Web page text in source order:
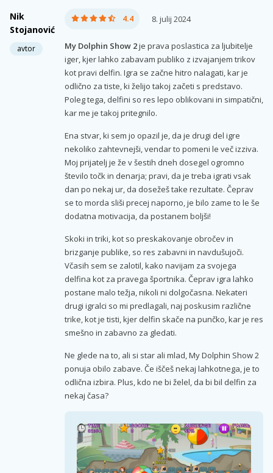
Nik
Stojanović
avtor
4.4 8. julij 2024
My Dolphin Show 2je prava poslastica za ljubitelje
iger, kjer lahko zabavam publiko z izvajanjem trikov
kot pravi delfin. Igra se začne hitro nalagati, kar je
odlično za tiste, ki želijo takoj začeti s predstavo.
Poleg tega, delfini so res lepo oblikovani in simpatični,
kar me je takoj pritegnilo.
Ena stvar, ki sem jo opazil je, da je drugi del igre
nekoliko zahtevnejši, vendar to pomeni le več izziva.
Moj prijatelj je že v šestih dneh dosegel ogromno
število točk in denarja; pravi, da je treba igrati vsak
dan po nekaj ur, da dosežeš take rezultate. Čeprav
se to morda sliši precej naporno, je bilo zame to le še
dodatna motivacija, da postanem boljši!
Skoki in triki, kot so preskakovanje obročev in
brizganje publike, so res zabavni in navdušujoči.
Včasih sem se zalotil, kako navijam za svojega
delfina kot za pravega športnika. Čeprav igra lahko
postane malo težja, nikoli ni dolgočasna. Nekateri
drugi igralci so mi predlagali, naj poskusim različne
trike, kot je tisti, kjer delfin skače na punčko, kar je res
smešno in zabavno za gledati.
Ne glede na to, ali si star ali mlad, My Dolphin Show 2
ponuja obilo zabave. Če iščeš nekaj lahkotnega, je to
odlična izbira. Plus, kdo ne bi želel, da bi bil delfin za
nekaj časa?